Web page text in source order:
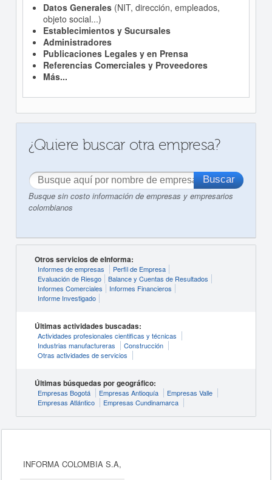
Datos Generales(NIT, dirección, empleados,
objeto social...)
Establecimientos y Sucursales
Administradores
Publicaciones Legales y en Prensa
Referencias Comerciales y Proveedores
Más...
¿Quiere buscar otra empresa?
Busque sin costo información de empresas y empresarios
colombianos
Otros servicios de eInforma:
Informes de empresas
Perfil de Empresa
Evaluación de Riesgo
Balance y Cuentas de Resultados
Informes Comerciales
Informes Financieros
Informe Investigado
Últimas actividades buscadas:
Actividades profesionales cientificas y técnicas
Industrias manufactureras
Construcción
Otras actividades de servicios
Últimas búsquedas por geográfico:
Empresas Bogotá Empresas Antioquía
Empresas Valle
Empresas Atlántico
Empresas Cundinamarca
INFORMA COLOMBIA S.A,